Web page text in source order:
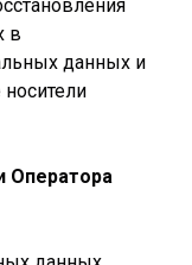
в
данных и
Оператора